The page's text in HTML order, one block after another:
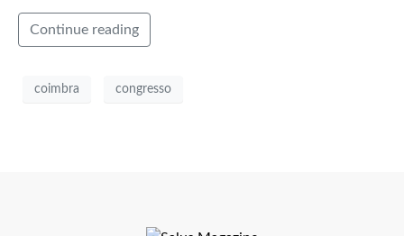
Continue reading
coimbra congresso